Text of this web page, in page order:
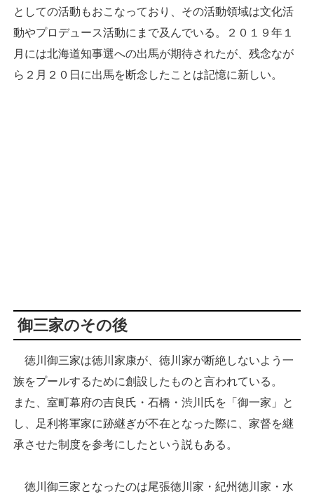
としての活動もおこなっており、その活動領域は文化活
動やプロデュース活動にまで及んでいる。２０１９年１
月には北海道知事選への出馬が期待されたが、残念なが
ら２月２０日に出馬を断念したことは記憶に新しい。
御三家のその後
徳川御三家は徳川家康が、徳川家が断絶しないよう一
族をプールするために創設したものと言われている。
また、室町幕府の吉良氏・石橋・渋川氏を「御一家」と
し、足利将軍家に跡継ぎが不在となった際に、家督を継
承させた制度を参考にしたという説もある。
徳川御三家となったのは尾張徳川家・紀州徳川家・水